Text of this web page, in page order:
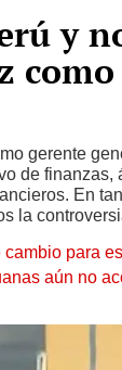
y
como
gerente
de finanzas,
En
la
para
aún no